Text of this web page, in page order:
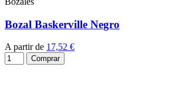
Bozal Baskerville Negro
A partir de 17,52 €
Comprar